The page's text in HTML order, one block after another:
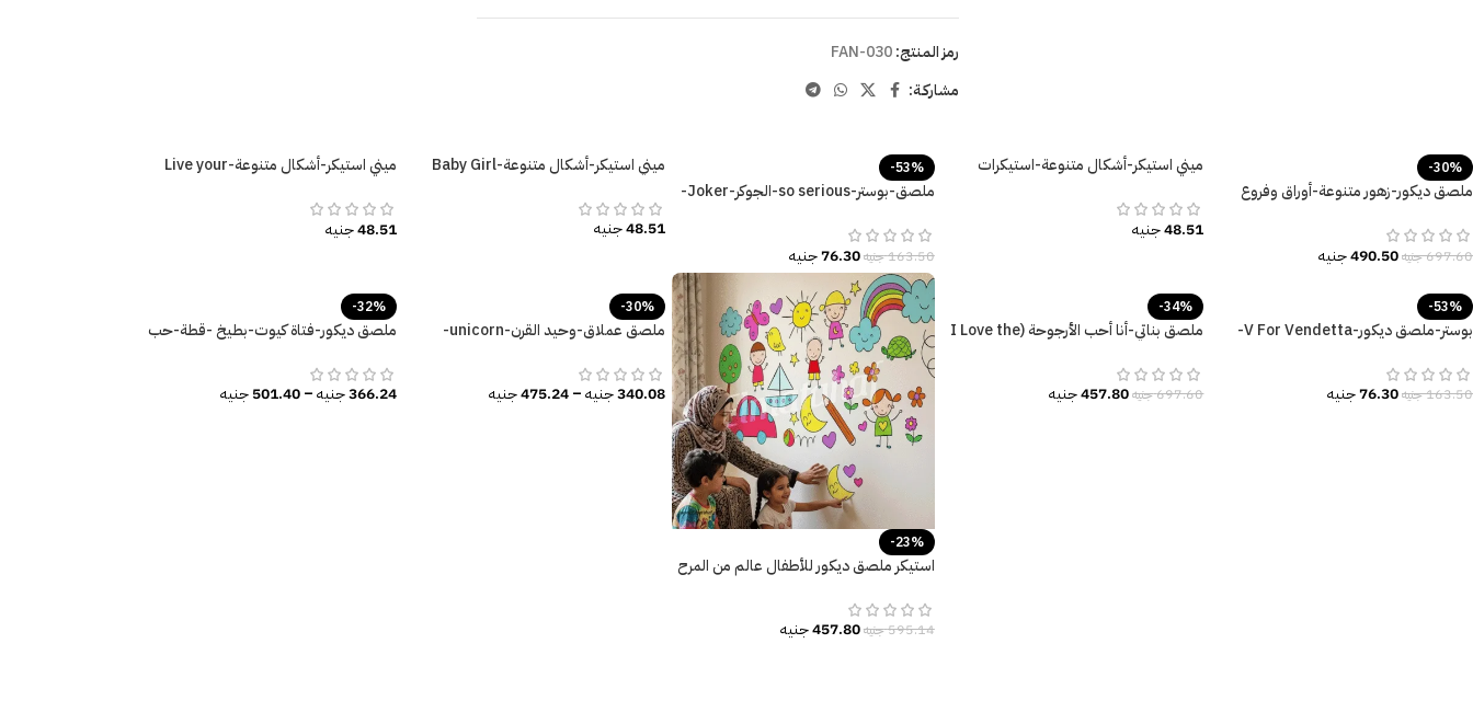
رمز المنتج:FAN-030
مشاركـة:
-30%
ملصق ديكور-زهور متنوعة-أوراق وفروع
697.60جنيه490.50جنيه
ميني استيكر-أشكال متنوعة-استيكرات
48.51جنيه
-53%
ملصق-بوستر-so serious-الجوكر-Joker-
163.50جنيه76.30جنيه
ميني استيكر-أشكال متنوعة-Baby Girl
48.51جنيه
ميني استيكر-أشكال متنوعة-Live your
48.51جنيه
-53%
بوستر-ملصق ديكور-V For Vendetta-
163.50جنيه76.30جنيه
-34%
ملصق بناتي-أنا أحب الأرجوحة (I Love the
697.60جنيه457.80جنيه
-23%
استيكر ملصق ديكور للأطفال عالم من المرح
595.14جنيه457.80جنيه
-30%
ملصق عملاق-وحيد القرن-unicorn-
340.08جنيه –
475.24جنيه
-32%
ملصق ديكور-فتاة كيوت-بطيخ -قطة-حب
366.24جنيه–
501.40 جنيه